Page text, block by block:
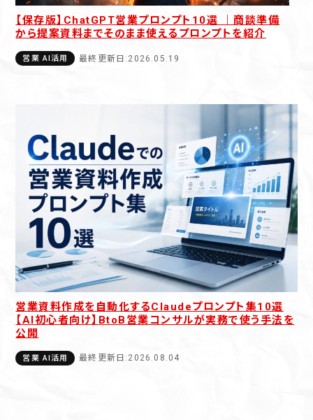
【保存版】ChatGPT営業プロンプト10選 ｜商談準備
から提案資料までそのまま使えるプロンプトを紹介
営業 AI活用 最終更新日:2026.05.19
営業資料作成を自動化するClaudeプロンプト集10選
【AI初心者向け】BtoB営業コンサルが実務で使う手法を
公開
営業 AI活用 最終更新日:2026.08.04